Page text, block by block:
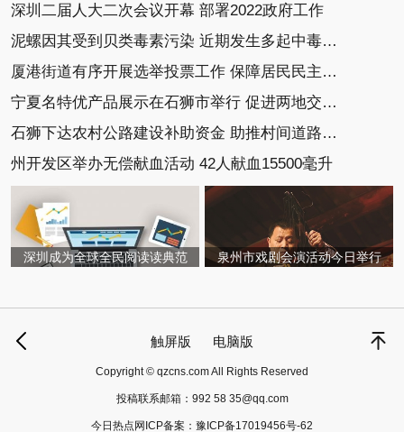
深圳二届人大二次会议开幕 部署2022政府工作
泥螺因其受到贝类毒素污染 近期发生多起中毒事件
厦港街道有序开展选举投票工作 保障居民民主选举权
宁夏名特优产品展示在石狮市举行 促进两地交流协作
石狮下达农村公路建设补助资金 助推村间道路建设
州开发区举办无偿献血活动 42人献血15500毫升
深圳成为全球全民阅读读典范 泉州市戏剧会演活动今日举行
触屏版 电脑版
Copyright © qzcns.com All Rights Reserved
投稿联系邮箱： 992 58 35@qq.com
今日热点网ICP备案： 豫ICP备17019456号-62